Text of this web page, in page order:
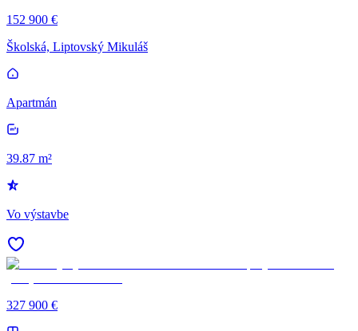
152 900 €
Školská, Liptovský Mikuláš
Apartmán
39.87 m²
Vo výstavbe
327 900 €